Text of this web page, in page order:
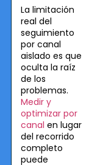
La limitación
real del
seguimiento
por canal
aislado es que
oculta la raíz
de los
problemas.
Medir y
optimizar por
canal en lugar
del recorrido
completo
puede